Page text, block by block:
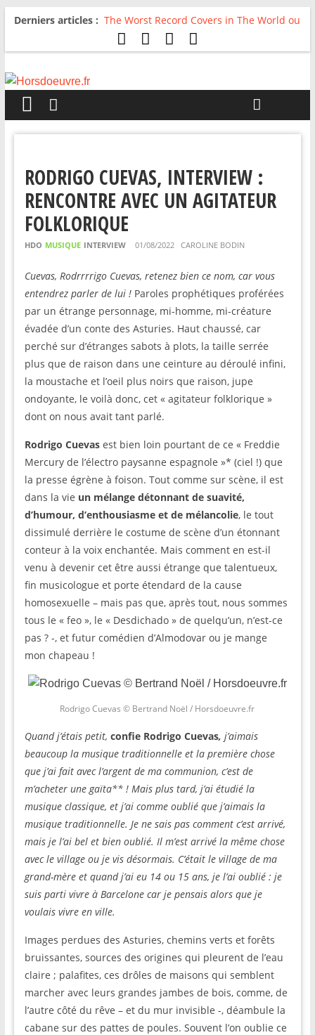
Derniers articles : The Worst Record Covers in The World ou
Comment rire du pire
Avril 2026 : C’est dans les vieux pots
For The First Time, Again : Tyler Ballgame
RODRIGO CUEVAS, INTERVIEW :
RENCONTRE AVEC UN AGITATEUR
FOLKLORIQUE
HDO MUSIQUE INTERVIEW 01/08/2022 CAROLINE BODIN
Cuevas, Rodrrrrigo Cuevas, retenez bien ce nom, car vous
entendrez parler de lui ! Paroles prophétiques proférées
par un étrange personnage, mi-homme, mi-créature
évadée d’un conte des Asturies. Haut chaussé, car
perché sur d’étranges sabots à plots, la taille serrée
plus que de raison dans une ceinture au déroulé infini,
la moustache et l’oeil plus noirs que raison, jupe
ondoyante, le voilà donc, cet « agitateur folklorique »
dont on nous avait tant parlé.
Rodrigo Cuevas est bien loin pourtant de ce « Freddie
Mercury de l’électro paysanne espagnole »* (ciel !) que
la presse égrène à foison. Tout comme sur scène, il est
dans la vie un mélange détonnant de suavité,
d’humour, d’enthousiasme et de mélancolie, le tout
dissimulé derrière le costume de scène d’un étonnant
conteur à la voix enchantée. Mais comment en est-il
venu à devenir cet être aussi étrange que talentueux,
fin musicologue et porte étendard de la cause
homosexuelle – mais pas que, après tout, nous sommes
tous le « feo », le « Desdichado » de quelqu’un, n’est-ce
pas ? -, et futur comédien d’Almodovar ou je mange
mon chapeau !
Rodrigo Cuevas © Bertrand Noël / Horsdoeuvre.fr
Quand j’étais petit, confie Rodrigo Cuevas, j’aimais
beaucoup la musique traditionnelle et la première chose
que j’ai fait avec l’argent de ma communion, c’est de
m’acheter une gaïta** ! Mais plus tard, j’ai étudié la
musique classique, et j’ai comme oublié que j’aimais la
musique traditionnelle. Je ne sais pas comment c’est arrivé,
mais je l’ai bel et bien oublié. Il m’est arrivé la même chose
avec le village ou je vis désormais. C’était le village de ma
grand-mère et quand j’ai eu 14 ou 15 ans, je l’ai oublié : je
suis parti vivre à Barcelone car je pensais alors que je
voulais vivre en ville.
Images perdues des Asturies, chemins verts et forêts
bruissantes, sources des origines qui pleurent de l’eau
claire ; palafites, ces drôles de maisons qui semblent
marcher avec leurs grandes jambes de bois, comme, de
l’autre côté du rêve – et du mur invisible -, déambule la
cabane sur des pattes de poules. Souvent l’on oublie ce